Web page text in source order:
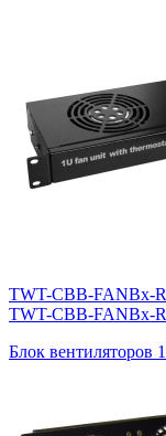
TWT-CBB-FANBx-
TWT-CBB-FANBx-
Блок вентиляторов